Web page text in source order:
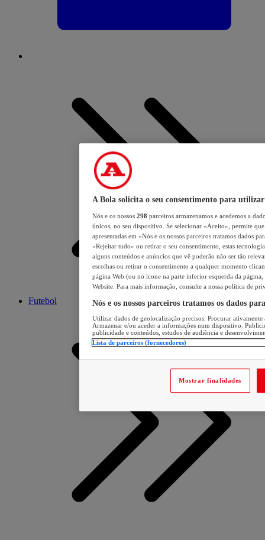
Futebol
A Bola solicita o seu consentimento para utilizar
Nós e os nossos 298 parceiros armazenamos e acedemos a
únicos, no seu dispositivo. Se selecionar «Aceito», permite
apresentadas em «Nós e os nossos parceiros tratamos dados
«Rejeitar tudo» ou retirar o seu consentimento, estas
alguns conteúdos e anúncios que vê poderão não ser tão
escolhas ou retirar o consentimento a qualquer momento
página Web (ou no ícone na parte inferior esquerda da página,
Website. Para mais informação, consulte a nossa política de
Nós e os nossos parceiros tratamos os dados
Utilizar dados de geolocalização precisos. Procurar
Armazenar e/ou aceder a informações num dispositivo.
publicidade e conteúdos, estudos de audiência e
Lista de parceiros (fornecedores)
Mostrar finalidades